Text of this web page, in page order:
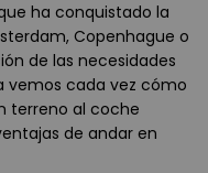
ha conquistado la
Copenhague o
de las necesidades
vemos cada vez cómo
terreno al coche
de andar en